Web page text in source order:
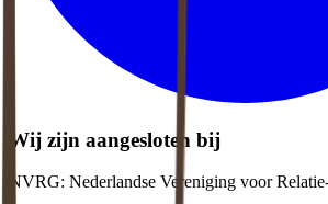
Wij zijn aangesloten bij
NVRG: Nederlandse Vereniging voor